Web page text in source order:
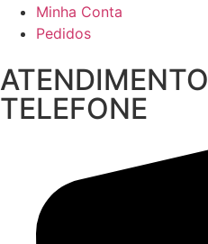
Minha Conta
Pedidos
ATENDIMENTO
TELEFONE